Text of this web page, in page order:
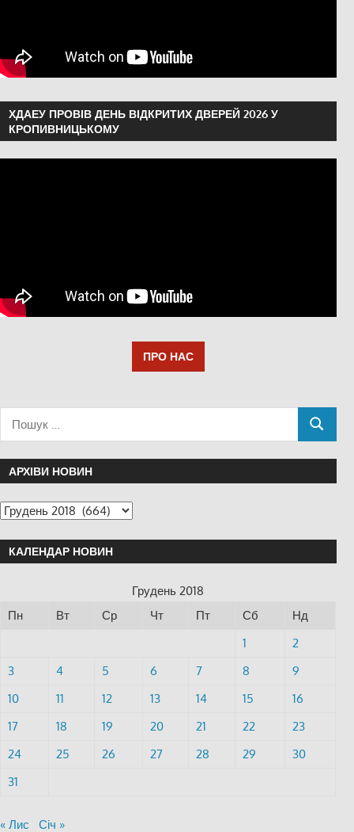
ХДАЕУ ПРОВІВ ДЕНЬ ВІДКРИТИХ ДВЕРЕЙ 2026 У
КРОПИВНИЦЬКОМУ
ПРО НАС
АРХІВИ НОВИН
КАЛЕНДАР НОВИН
Грудень 2018
Пн
Вт Ср Чт Пт Сб
Нд
1
2
3
4 5 6 7 8
9
10
11 12 13 14 15
16
17
18 19 20 21 22
23
24
25 26 27 28 29
30
31
« Лис Січ »